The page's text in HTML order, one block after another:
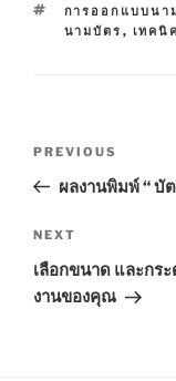
T
E
S
T
A
การออกแบบนา
นามบัตร , เทคนิ
s
t
n
a
P
r
v
i
o
PREVIOUS
ผลงานพิมพ์ “ บั
N
e
x
NEXT
เลือกขนาด และกร
งานของคุณ